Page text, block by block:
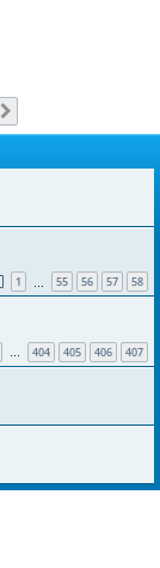
1 55 56 57 58
… 404 405 406 407